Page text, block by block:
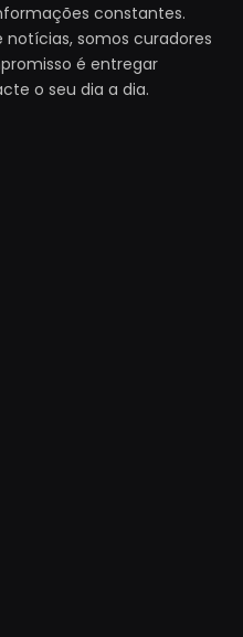
constantes.
somos curadores
é entregar
o seu dia a dia.